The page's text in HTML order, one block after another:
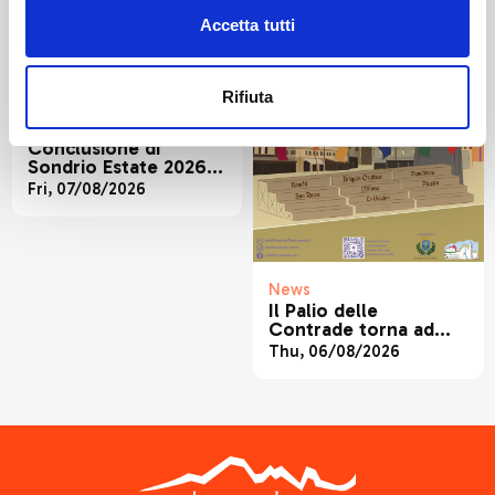
Accetta tutti
Rifiuta
News
Conclusione di
Sondrio Estate 2026:
Grandi esibizioni e
presenze in crescita
Fri, 07/08/2026
News
Il Palio delle
Contrade torna ad
animare Sondrio
Thu, 06/08/2026